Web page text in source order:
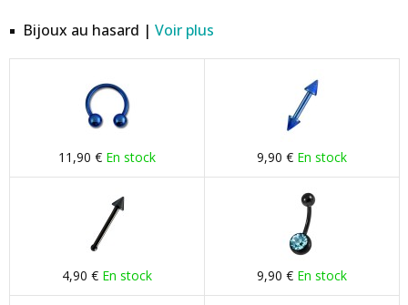
Bijoux au hasard | Voir plus
11,90 € En stock 9,90 € En stock
4,90 € En stock 9,90 € En stock